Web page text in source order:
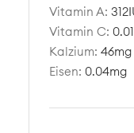
Vitamin A:312
Vitamin C: 0.01
Kalzium:46mg
Eisen: 0.04mg